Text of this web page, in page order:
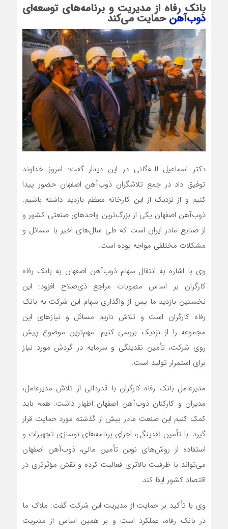
بانک رفاه از مدیریت و برنامه‌های توسعه‌ای
ذوب‌آهنحمایت می‌کند
دکتر اسماعیل للـه‌گانی در این دیدار گفت: امروز خداوند
توفیق داد در جمع تلاشگران ذوب‌آهن اصفهان حضور پیدا
کنیم و از نزدیک از این کارخانه معظم بازدید داشته باشیم.
ذوب‌آهن اصفهان یکی از بزرگ‌ترین واحدهای صنعتی کشور و
از صنایع مادر ایران است که طی سال‌های اخیر با مسائل و
مشکلات مختلفی مواجه بوده است.
وی با اشاره به انتقال سهام ذوب‌آهن اصفهان به بانک رفاه
کارگران بر اساس مصوبات مراجع ذی‌صلاح افزود: این
نخستین بازدید ما پس از واگذاری سهام این شرکت به بانک
رفاه کارگران است و تلاش داریم مسائل و نیازهای این
مجموعه را از نزدیک بررسی کنیم. مهم‌ترین موضوع پیش
روی شرکت، تأمین نقدینگی و سرمایه در گردش مورد نیاز
برای استمرار تولید است.
مدیرعامل بانک رفاه کارگران با قدردانی از تلاش مدیرعامل،
مدیران و کارکنان ذوب‌آهن اصفهان اظهار داشت: همه باید
کمک کنیم این صنعت مادر بیش از گذشته مورد حمایت قرار
گیرد. با تأمین نقدینگی، اجرای برنامه‌های نوسازی تجهیزات و
استفاده از روش‌های نوین تأمین مالی، ذوب‌آهن اصفهان
می‌تواند با ظرفیت بالاتری فعالیت کرده و نقش مؤثرتری در
اقتصاد کشور ایفا کند.
وی با تأکید بر حمایت از مدیریت این شرکت گفت: ملاک ما
در بانک رفاه، عملکرد است و بر همین اساس از مدیریت